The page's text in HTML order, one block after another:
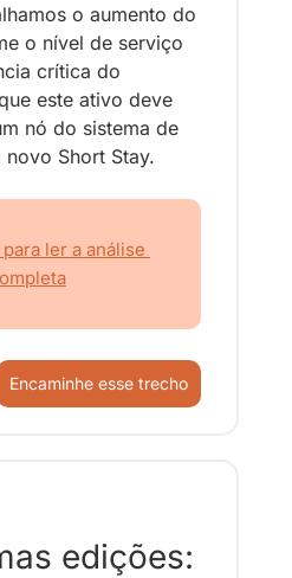
o aumento do
o nível de serviço
crítica do
este ativo deve
nó do sistema de
novo Short Stay.
ler a análise
Encaminhe esse trecho
edições: